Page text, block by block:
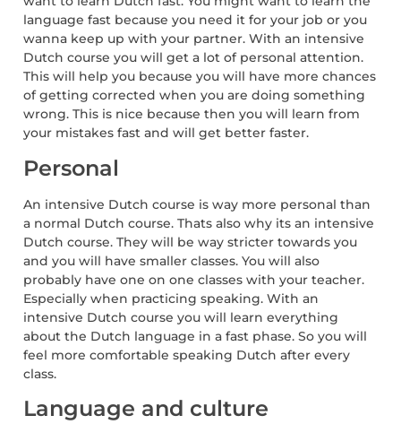
language fast because you need it for your job or you
wanna keep up with your partner. With an intensive
Dutch course you will get a lot of personal attention.
This will help you because you will have more chances
of getting corrected when you are doing something
wrong. This is nice because then you will learn from
your mistakes fast and will get better faster.
Personal
An intensive Dutch course is way more personal than
a normal Dutch course. Thats also why its an intensive
Dutch course. They will be way stricter towards you
and you will have smaller classes. You will also
probably have one on one classes with your teacher.
Especially when practicing speaking. With an
intensive Dutch course you will learn everything
about the Dutch language in a fast phase. So you will
feel more comfortable speaking Dutch after every
class.
Language and culture